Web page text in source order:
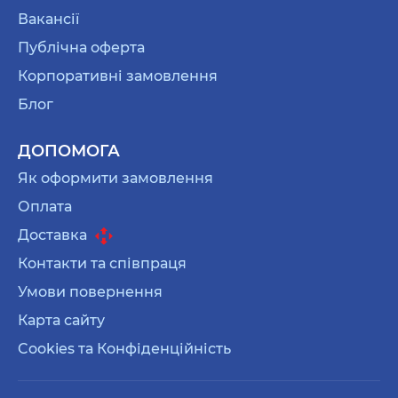
Вакансії
Публічна оферта
Корпоративні замовлення
Блог
ДОПОМОГА
Як оформити замовлення
Оплата
Доставка
Контакти та співпраця
Умови повернення
Карта сайту
Cookies та Конфіденційність